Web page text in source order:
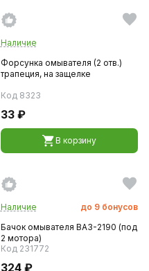
Наличие
Форсунка омывателя (2 отв.)
трапеция, на защелке
Код 8323
33 ₽
В корзину
Наличие до 9 бонусов
Бачок омывателя ВАЗ-2190 (под
2 мотора)
Код 231772
324 ₽